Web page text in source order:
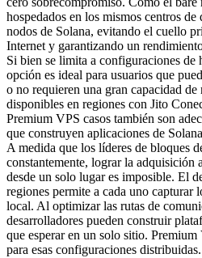
hospedados en los mismos centros
nodos de Solana, evitando el cuello
Internet y garantizando un
Si bien se limita a configuraciones de
opción es ideal para usuarios que
o no requieren una gran capacidad de
disponibles en regiones con Jito
Premium VPS casos también son
que construyen aplicaciones de
A medida que los líderes de bloques
constantemente, lograr la adquisición
desde un solo lugar es imposible. El
regiones permite a cada uno capturar
local. Al optimizar las rutas de
desarrolladores pueden construir
que esperar en un solo sitio.
para esas configuraciones distribuidas.